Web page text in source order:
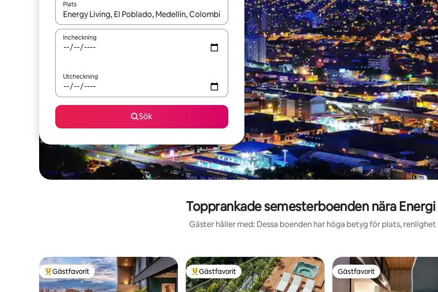
Plats
När resultaten är tillgängliga kan du navigera med upp- och nedåtpilarna eller utforska genom att trycka eller svepa.
Incheckning
Utcheckning
Sök
Topprankade semesterboenden nära
Gäster håller med: Dessa boenden har höga betyg för plats, renlighet
Populär gästfavorit
Gästfavorit Populär gästfavorit
Gästfavorit Gästfavorit
Gästfavorit